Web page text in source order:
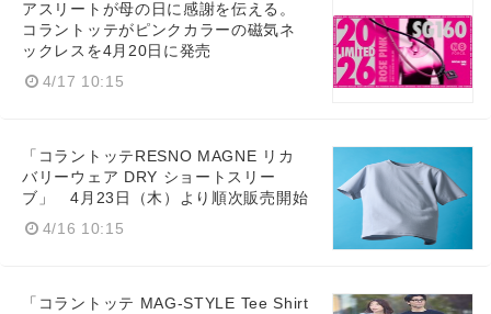
アスリートが母の日に感謝を伝える。
コラントッテがピンクカラーの磁気ネ
ックレスを4月20日に発売
4/17 10:15
「コラントッテRESNO MAGNE リカ
バリーウェア DRY ショートスリー
ブ」 4月23日（木）より順次販売開始
4/16 10:15
「コラントッテ MAG-STYLE Tee Shirt